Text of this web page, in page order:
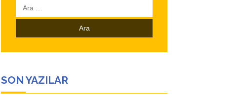
Arama:
SON YAZILAR